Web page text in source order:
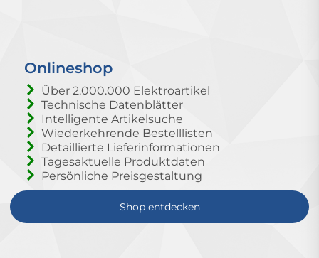
Onlineshop
Über 2.000.000 Elektroartikel
Technische Datenblätter
Intelligente Artikelsuche
Wiederkehrende Bestelllisten
Detaillierte Lieferinformationen
Tagesaktuelle Produktdaten
Persönliche Preisgestaltung
Shop entdecken